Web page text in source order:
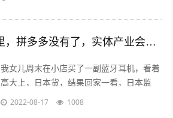
电商兴农:如果阿里，拼多多没有了，实体产业会复兴吗？
我女儿周末在小店买了一副蓝牙耳机，看着
高大上，日本货，结果回家一看，日本监
造，深圳制造…无品牌。一问多少钱，
2022-08-17 1008